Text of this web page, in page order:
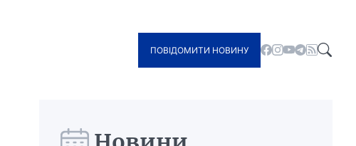
ПОВІДОМИТИ НОВИНУ